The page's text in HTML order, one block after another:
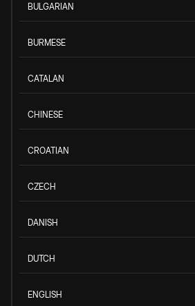
BULGARIAN
BURMESE
CATALAN
CHINESE
CROATIAN
CZECH
DANISH
DUTCH
ENGLISH